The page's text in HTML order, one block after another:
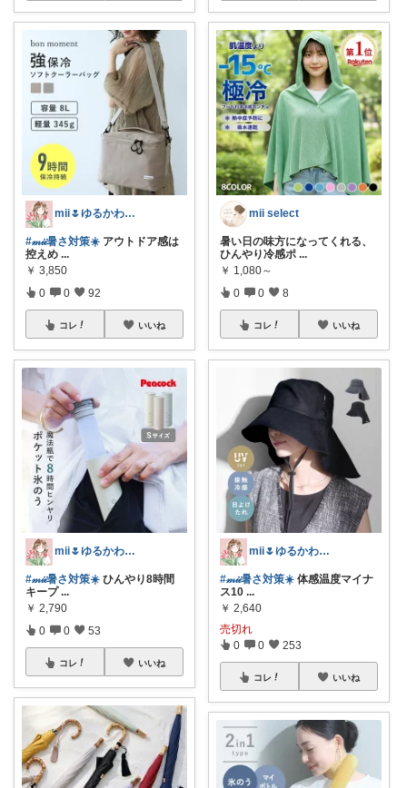
mii🌷ゆるかわアイテム探し🔍🫧
#𝓂𝒾𝒾暑さ対策☀️ アウトドア感は
控えめ ...
￥ 3,850
0 0 92
コレ いいね
mii🌷ゆるかわアイテム探し🔍🫧
#𝓂𝒾𝒾暑さ対策☀️ ひんやり8時間
キープ ...
￥ 2,790
0 0 53
コレ いいね
mii select
暑い日の味方になってくれる、
ひんやり冷感ポ ...
￥ 1,080～
0 0 8
コレ いいね
mii🌷ゆるかわアイテム探し🔍🫧
#𝓂𝒾𝒾暑さ対策☀️ 体感温度マイナ
ス10 ...
￥ 2,640
売切れ
0 0 253
コレ いいね